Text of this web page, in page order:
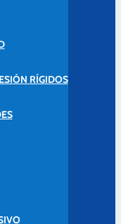
RÍGIDOS